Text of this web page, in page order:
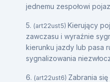
jednemu zespołowi
5. (art22ust5) Kierujący
zawczasu i wyraźnie
kierunku jazdy lub pasa
sygnalizowania
6. (art22ust6) Zabrania